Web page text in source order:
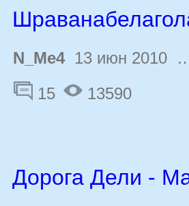
N_Me413 июн 2010
15
13590
Дорога Дели -